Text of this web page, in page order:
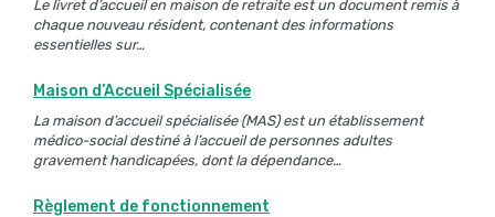
Le livret d’accueil en maison de retraite est un document remis à
chaque nouveau résident, contenant des informations
essentielles sur…
Maison d’Accueil Spécialisée
La maison d’accueil spécialisée (MAS) est un établissement
médico-social destiné à l’accueil de personnes adultes
gravement handicapées, dont la dépendance…
Règlement de fonctionnement